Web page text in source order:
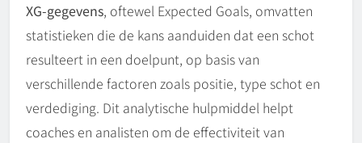
XG-gegevens, oftewel Expected Goals, omvatten
statistieken die de kans aanduiden dat een schot
resulteert in een doelpunt, op basis van
verschillende factoren zoals positie, type schot en
verdediging. Dit analytische hulpmiddel helpt
coaches en analisten om de effectiviteit van